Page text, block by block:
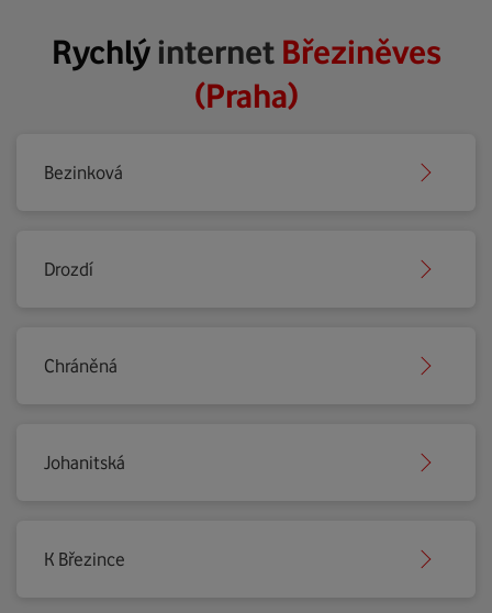
Rychlýinternet Březiněves
(Praha)
Bezinková
Drozdí
Chráněná
Johanitská
K Březince